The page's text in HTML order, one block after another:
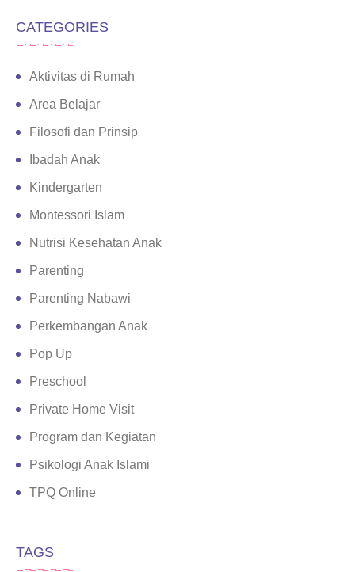
CATEGORIES
Aktivitas di Rumah
Area Belajar
Filosofi dan Prinsip
Ibadah Anak
Kindergarten
Montessori Islam
Nutrisi Kesehatan Anak
Parenting
Parenting Nabawi
Perkembangan Anak
Pop Up
Preschool
Private Home Visit
Program dan Kegiatan
Psikologi Anak Islami
TPQ Online
TAGS